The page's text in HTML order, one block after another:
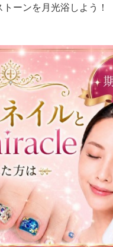
ーンを月光浴しよう！